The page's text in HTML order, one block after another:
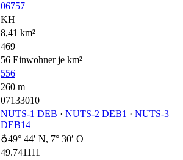
06757
KH
8,41 km²
469
56 Einwohner je km²
556
260 m
07133010
NUTS‑1 DEB · NUTS‑2 DEB1 · NUTS‑3
DEB14
♁49° 44′ N, 7° 30′ O
49.741111